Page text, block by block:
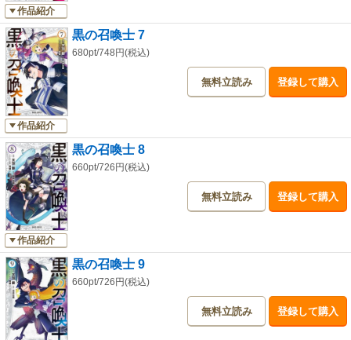
作品紹介
作品紹介
黒の召喚士 7
680pt/748円(税込)
無料立読み 登録して購入
作品紹介
黒の召喚士 8
660pt/726円(税込)
無料立読み 登録して購入
黒の召喚士 9
660pt/726円(税込)
無料立読み 登録して購入